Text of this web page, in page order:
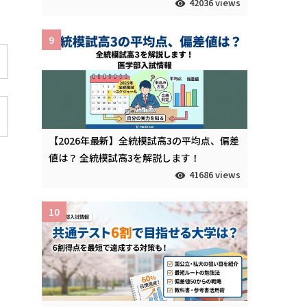
【2026年最新】全統模試高3の平均点、偏差
値は？ 全統模試高3を解説します！
41686 views
9
10